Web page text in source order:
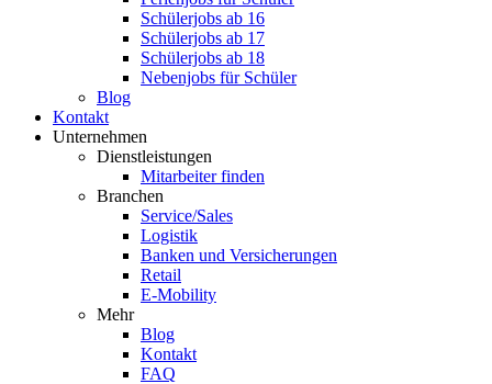
Schülerjobs ab 16
Schülerjobs ab 17
Schülerjobs ab 18
Nebenjobs für Schüler
Blog
Kontakt
Unternehmen
Dienstleistungen
Mitarbeiter finden
Branchen
Service/Sales
Logistik
Banken und Versicherungen
Retail
E-Mobility
Mehr
Blog
Kontakt
FAQ